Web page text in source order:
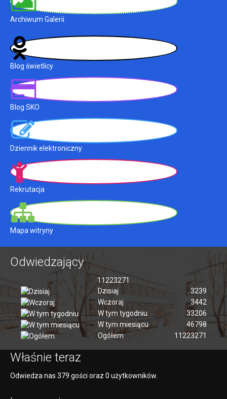
Archiwum Galerii
Blog świetlicy
Blog SKO
Dziennik elektroniczny
Rekrutacja
Mapa witryny
Odwiedzający
11223271
Dzisiaj
3239
Wczoraj
3442
W tym tygodniu
33206
W tym miesiącu
46798
Ogółem
11223271
Właśnie teraz
Odwiedza nas 379 gości oraz 0 użytkowników.